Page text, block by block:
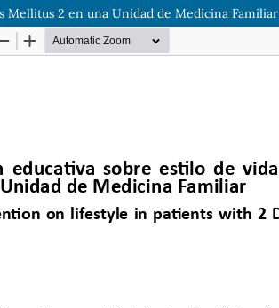
Mellitus 2 en una Unidad de Medicina Familiar